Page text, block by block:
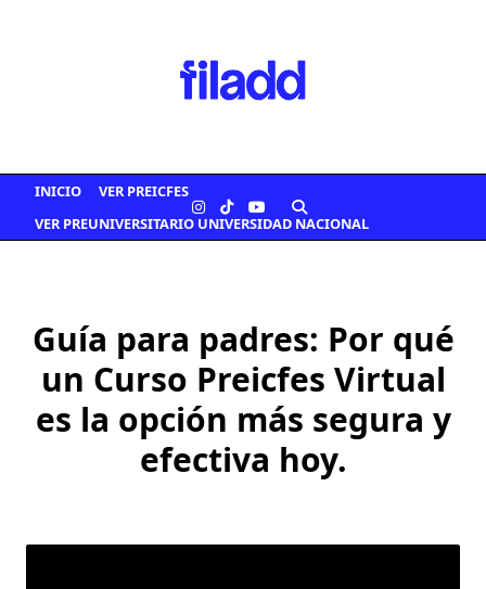
INICIO
VER PREICFES
VER PREUNIVERSITARIO UNIVERSIDAD NACIONAL
Guía para padres: Por qué
un Curso Preicfes Virtual
es la opción más segura y
efectiva hoy.